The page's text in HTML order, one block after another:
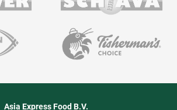
Asia Express Food B.V.